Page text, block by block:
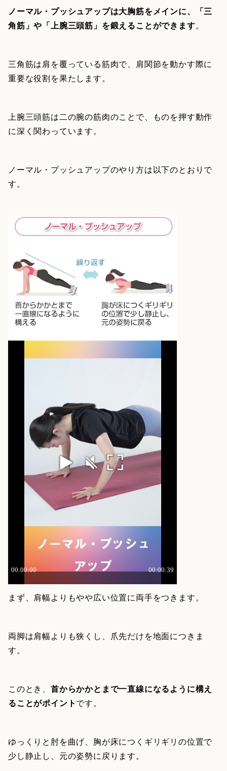
ノーマル・プッシュアップは大胸筋をメインに、「三
角筋」や「上腕三頭筋」を鍛えることができます。
三角筋は肩を覆っている筋肉で、肩関節を動かす際に
重要な役割を果たします。
上腕三頭筋は二の腕の筋肉のことで、ものを押す動作
に深く関わっています。
ノーマル・プッシュアップのやり方は以下のとおりで
す。
まず、肩幅よりもやや広い位置に両手をつきます。
両脚は肩幅よりも狭くし、爪先だけを地面につきま
す。
このとき、 首からかかとまで一直線になるように構え
ることがポイントです。
ゆっくりと肘を曲げ、胸が床につくギリギリの位置で
少し静止し、元の姿勢に戻ります。